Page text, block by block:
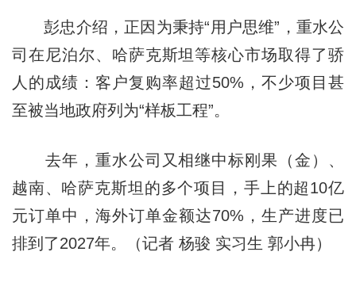
彭忠介绍，正因为秉持“用户思维”，重水公
司在尼泊尔、哈萨克斯坦等核心市场取得了骄
人的成绩：客户复购率超过50%，不少项目甚
至被当地政府列为“样板工程”。
去年，重水公司又相继中标刚果（金）、
越南、哈萨克斯坦的多个项目，手上的超10亿
元订单中，海外订单金额达70%，生产进度已
排到了2027年。（记者 杨骏 实习生 郭小冉）